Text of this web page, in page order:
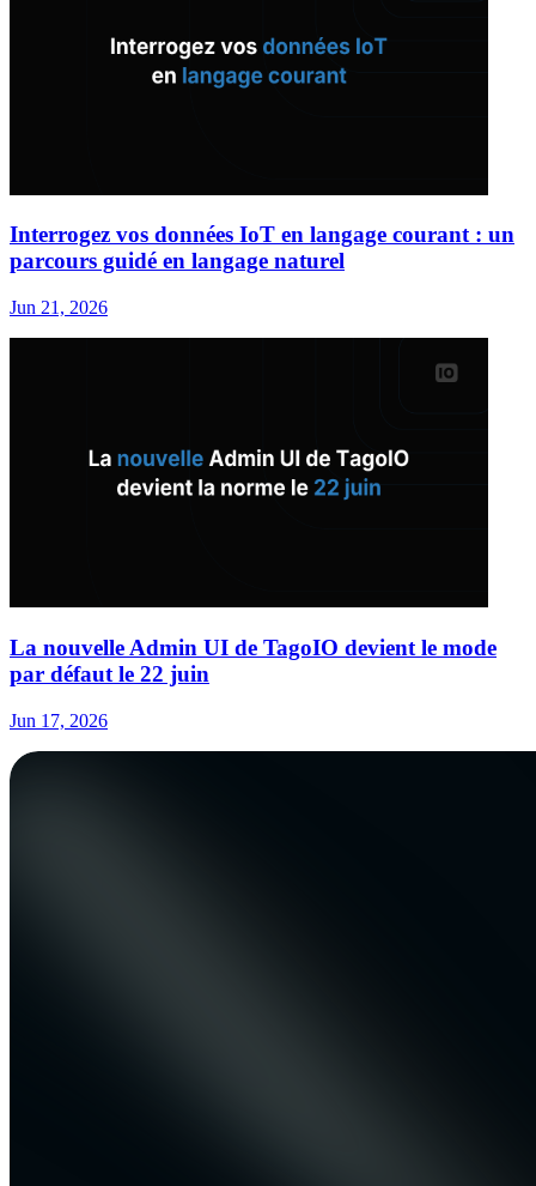
Interrogez vos données IoT en langage courant : un
parcours guidé en langage naturel
Jun 21, 2026
La nouvelle Admin UI de TagoIO devient le mode
par défaut le 22 juin
Jun 17, 2026